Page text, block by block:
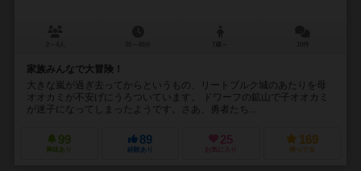
家族みんなで大冒険！
大きな嵐が過ぎ去ってからというもの、リートブルク城のあたりを母
オオカミが不安げにうろついています。 ドワーフの鉱山で子オオカミ
が迷子になってしまったようです。さあ、勇者たち...
99
興味あり
89
経験あり
25
お気に入り
169
持ってる